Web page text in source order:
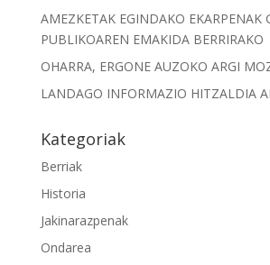
AMEZKETAK EGINDAKO EKARPENAK
PUBLIKOAREN EMAKIDA BERRIRAKO
OHARRA, ERGONE AUZOKO ARGI
LANDAGO INFORMAZIO HITZALDIA
Kategoriak
Berriak
Historia
Jakinarazpenak
Ondarea